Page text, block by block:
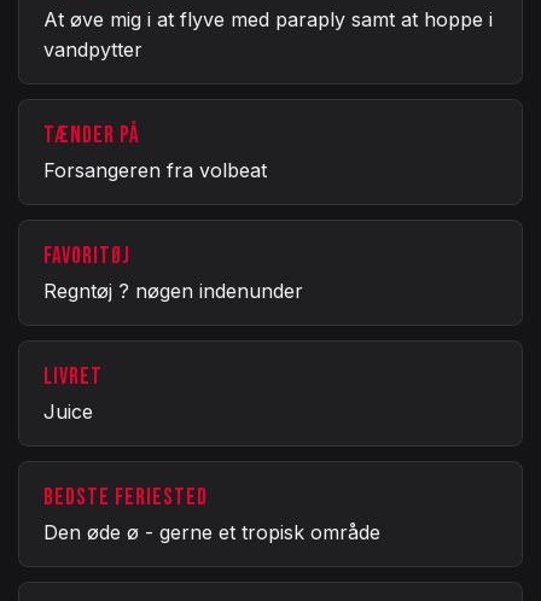
At øve mig i at flyve med paraply samt at hoppe i
vandpytter
TÆNDER PÅ
Forsangeren fra volbeat
FAVORITØJ
Regntøj ? nøgen indenunder
LIVRET
Juice
BEDSTE FERIESTED
Den øde ø - gerne et tropisk område